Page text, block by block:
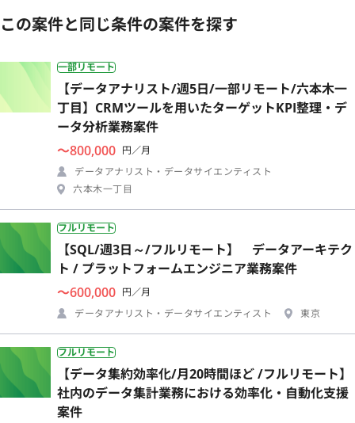
この案件と同じ条件の案件を探す
一部リモート
【データアナリスト/週5日/一部リモート/六本木一
丁目】CRMツールを用いたターゲットKPI整理・デ
ータ分析業務案件
〜800,000 円／月
データアナリスト・データサイエンティスト
六本木一丁目
フルリモート
【SQL/週3日～/フルリモート】 データアーキテク
ト / プラットフォームエンジニア業務案件
〜600,000 円／月
データアナリスト・データサイエンティスト
東京
フルリモート
【データ集約効率化/月20時間ほど /フルリモート】
社内のデータ集計業務における効率化・自動化支援
案件